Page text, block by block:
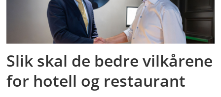
Slik skal de bedre vilkårene
for hotell og restaurant